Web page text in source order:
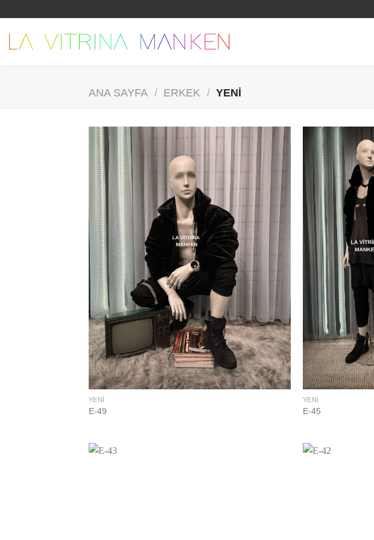
content
ANA SAYFA / ERKEK / YENI
YENI
E-49
YENI
E-45